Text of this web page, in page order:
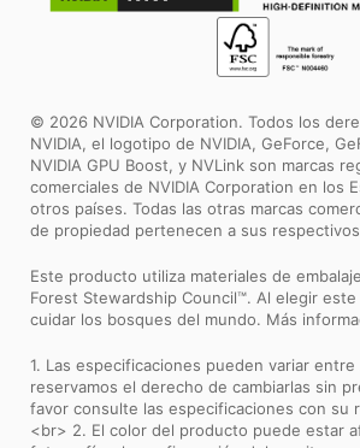
© 2026 NVIDIA Corporation. Todos los
NVIDIA, el logotipo de NVIDIA, GeForce,
NVIDIA GPU Boost, y NVLink son marcas
comerciales de NVIDIA Corporation en los
otros países. Todas las otras marcas
de propiedad pertenecen a sus
Este producto utiliza materiales de
Forest Stewardship Council™. Al elegir
cuidar los bosques del mundo. Más
1. Las especificaciones pueden variar entre
reservamos el derecho de cambiarlas sin
favor consulte las especificaciones con su
<br> 2. El color del producto puede estar